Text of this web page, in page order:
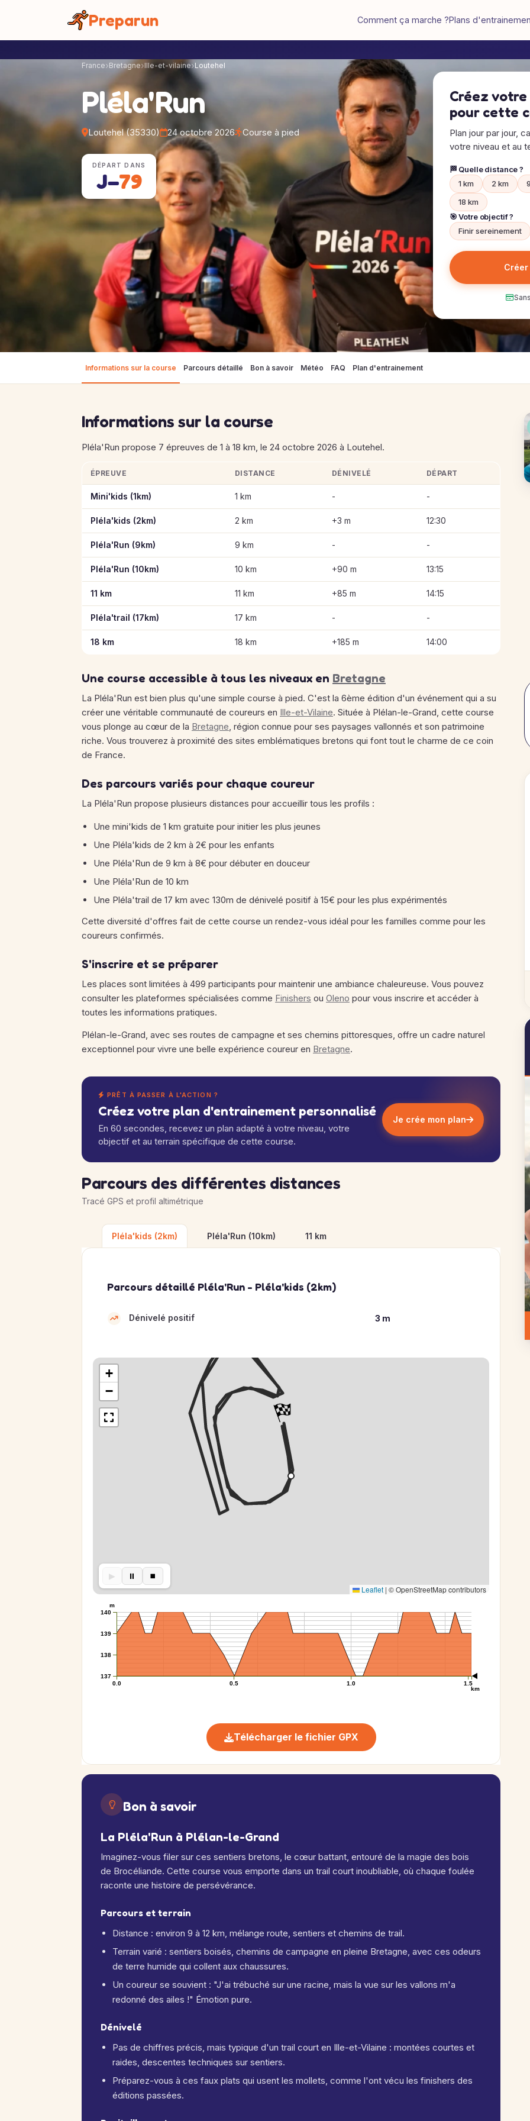
Preparun Comment ça marche ?Plans
France Bretagne Ille-et-vilaine Loutehel
Pléla'Run
Loutehel (35330) 24 octobre 2026 Course à pied
DÉPART DANS
J−79
Créez
pour cette
Plan jour par jour,
votre niveau et au
🏁 Quelle distance ?
1 km
2 km
18 km
🎯 Votre objectif ?
Finir sereinement
Informations sur la course Parcours détaillé Bon à savoir Météo FAQ Plan d'entrainement
Informations sur la course
Pléla'Run propose 7 épreuves de 1 à 18 km, le 24 octobre 2026 à Loutehel.
Informations clés des épreuves de Pléla'Run
ÉPREUVE DISTANCE DÉNIVELÉ DÉPART
Mini'kids (1km) 1 km - -
Pléla'kids (2km) 2 km +3 m 12:30
Pléla'Run (9km) 9 km - -
Pléla'Run (10km) 10 km +90 m 13:15
11 km 11 km +85 m 14:15
Pléla'trail (17km) 17 km - -
18 km 18 km +185 m 14:00
Une course accessible à tous les niveaux en Bretagne
La Pléla'Run est bien plus qu'une simple course à pied. C'est la 6ème édition d'un événement qui a su
créer une véritable communauté de coureurs en Ille-et-Vilaine. Située à Plélan-le-Grand, cette course
vous plonge au cœur de la Bretagne, région connue pour ses paysages vallonnés et son patrimoine
riche. Vous trouverez à proximité des sites emblématiques bretons qui font tout le charme de ce coin
de France.
Des parcours variés pour chaque coureur
La Pléla'Run propose plusieurs distances pour accueillir tous les profils :
Une mini'kids de 1 km gratuite pour initier les plus jeunes
Une Pléla'kids de 2 km à 2€ pour les enfants
Une Pléla'Run de 9 km à 8€ pour débuter en douceur
Une Pléla'Run de 10 km
Une Pléla'trail de 17 km avec 130m de dénivelé positif à 15€ pour les plus expérimentés
Cette diversité d'offres fait de cette course un rendez-vous idéal pour les familles comme pour les
coureurs confirmés.
S'inscrire et se préparer
Les places sont limitées à 499 participants pour maintenir une ambiance chaleureuse. Vous pouvez
consulter les plateformes spécialisées comme Finishers ou Oleno pour vous inscrire et accéder à
toutes les informations pratiques.
Plélan-le-Grand, avec ses routes de campagne et ses chemins pittoresques, offre un cadre naturel
exceptionnel pour vivre une belle expérience coureur en Bretagne.
PRÊT À PASSER À L'ACTION ?
Créez votre plan d'entrainement personnalisé
En 60 secondes, recevez un plan adapté à votre niveau, votre
objectif et au terrain spécifique de cette course.
Je crée mon plan
Parcours des différentes distances
Tracé GPS et profil altimétrique
Pléla'kids (2km) Pléla'Run (10km) 11 km
Parcours détaillé Pléla'Run - Pléla'kids (2km)
Dénivelé positif 3 m
+
−
▶︎ ⏸︎ ⏹︎
Leaflet | © OpenStreetMap contributors
0.0 0.5 1.0 1.5
km
137
138
139
140
m
Télécharger le fichier GPX
Bon à savoir
La Pléla'Run à Plélan-le-Grand
Imaginez-vous filer sur ces sentiers bretons, le cœur battant, entouré de la magie des bois
de Brocéliande. Cette course vous emporte dans un trail court inoubliable, où chaque foulée
raconte une histoire de persévérance.
Parcours et terrain
Distance : environ 9 à 12 km, mélange route, sentiers et chemins de trail.
Terrain varié : sentiers boisés, chemins de campagne en pleine Bretagne, avec ces odeurs
de terre humide qui collent aux chaussures.
Un coureur se souvient : "J'ai trébuché sur une racine, mais la vue sur les vallons m'a
redonné des ailes !" Émotion pure.
Dénivelé
Pas de chiffres précis, mais typique d'un trail court en Ille-et-Vilaine : montées courtes et
raides, descentes techniques sur sentiers.
Préparez-vous à ces faux plats qui usent les mollets, comme l'ont vécu les finishers des
éditions passées.